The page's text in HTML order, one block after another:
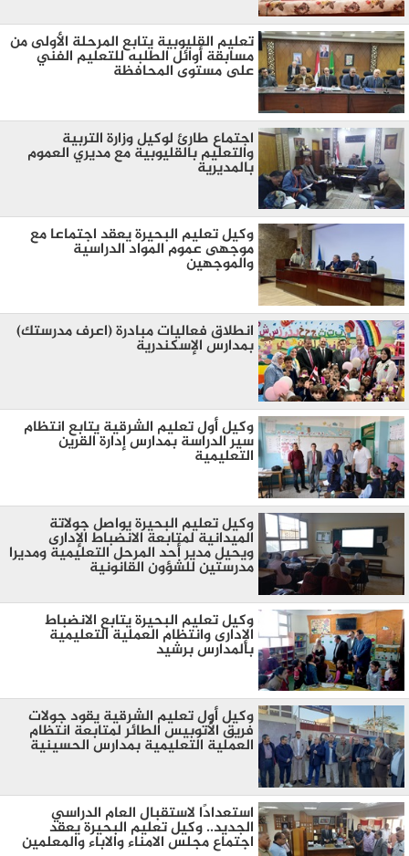
تعليم القليوبية يتابع المرحلة الأولى من
مسابقة أوائل الطلبه للتعليم الفني
على مستوى المحافظة
اجتماع طارئ لوكيل وزارة التربية
والتعليم بالقليوبية مع مديري العموم
بالمديرية
وكيل تعليم البحيرة يعقد اجتماعا مع
موجهى عموم المواد الدراسية
والموجهين
انطلاق فعاليات مبادرة (اعرف مدرستك)
بمدارس الإسكندرية
وكيل أول تعليم الشرقية يتابع انتظام
سير الدراسة بمدارس إدارة القرين
التعليمية
وكيل تعليم البحيرة يواصل جولاتة
الميدانية لمتابعة الانضباط الإدارى
ويحيل مدير أحد المرحل التعليمية ومديرا
مدرستين للشؤون القانونية
وكيل تعليم البحيرة يتابع الانضباط
الإدارى وانتظام العملية التعليمية
بالمدارس برشيد
وكيل أول تعليم الشرقية يقود جولات
فريق الأتوبيس الطائر لمتابعة انتظام
العملية التعليمية بمدارس الحسينية
استعدادًا لاستقبال العام الدراسي
الجديد.. وكيل تعليم البحيرة يعقد
اجتماع مجلس الامناء والاباء والمعلمين